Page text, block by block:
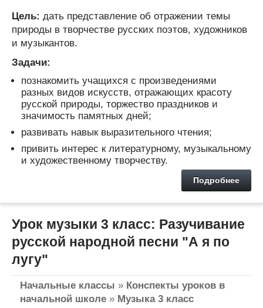
Цель: дать представление об отражении темы
природы в творчестве русских поэтов, художников
и музыкантов.
Задачи:
познакомить учащихся с произведениями
разных видов искусств, отражающих красоту
русской природы, торжество праздников и
значимость памятных дней;
развивать навык выразительного чтения;
привить интерес к литературному, музыкальному
и художественному творчеству.
Подробнее
Урок музыки 3 класс: Разучивание
русской народной песни "А я по
лугу"
Начальные классы » Конспекты уроков в
начальной школе » Музыка 3 класс